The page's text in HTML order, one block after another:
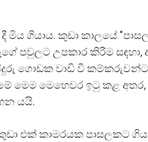
මිය ගියාය. කුඩා කාලයේ
පවුලට උපකාර කිරීම සඳහා,
ගොඩක වාඩි වී
මෙම මෙහෙවර ඉටු කළ
යයි.
එක් කාමරයක පාසලකට